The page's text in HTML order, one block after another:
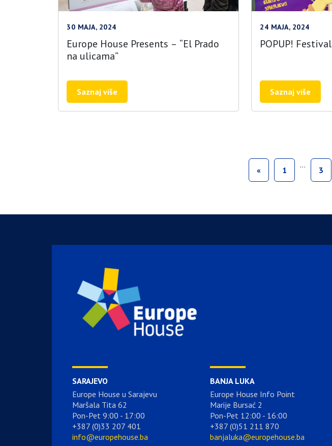
30 MAJA, 2024
Europe House Presents – “El Prado
na ulicama”
Saznaj više
24 MAJA, 2024
POPUP! Festival
Saznaj više
« 1
…
3
SARAJEVO
Europe House u Sarajevu
Maršala Tita 62
Pon-Pet 9:00 - 17:00
+387 (0)33 207 401
info@europehouse.ba
BANJA LUKA
Europe House Info Point
Marije Bursać 2
Pon-Pet 12:00 - 16:00
+387 (0)51 211 870
banjaluka@europehouse.ba